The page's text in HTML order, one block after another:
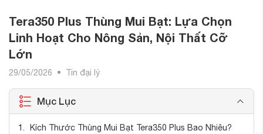
Tera350 Plus Thùng Mui Bạt: Lựa Chọn
Linh Hoạt Cho Nông Sản, Nội Thất Cỡ
Lớn
29/05/2026 Tin đại lý
Mục Lục
Kích Thước Thùng Mui Bạt Tera350 Plus Bao Nhiêu?